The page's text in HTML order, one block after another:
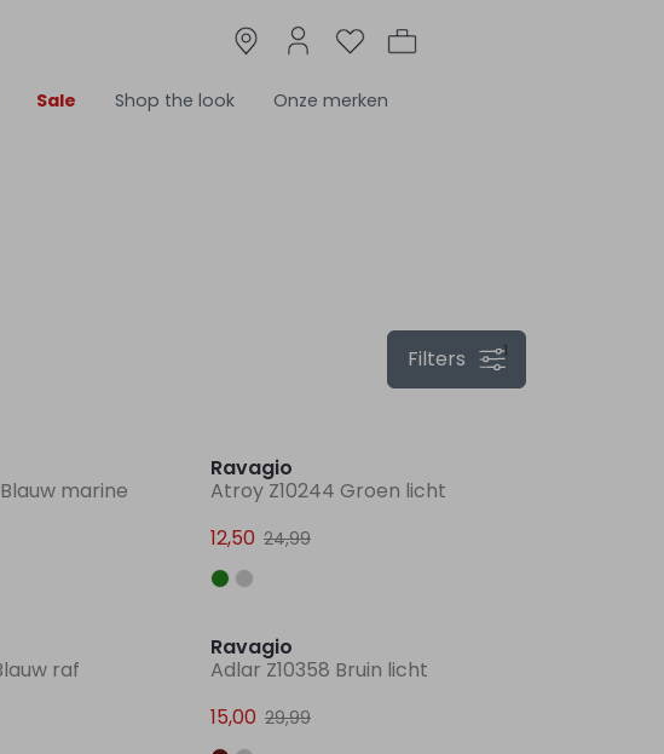
Sale Shop the look Onze merken
1
Filters
marine
Ravagio
Atroy Z10244 Groen licht
12,50 24,99
raf
Ravagio
Adlar Z10358 Bruin licht
15,00 29,99